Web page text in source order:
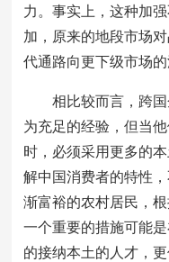
力。事实上，这种加
加，原来的地段市场
代通路向更下级市场
相比较而言，跨国
为充足的经验，但当
时，必须采用更多的
解中国消费者的特性
渐富裕的农村居民，
一个重要的措施可能
的接纳本土的人才，